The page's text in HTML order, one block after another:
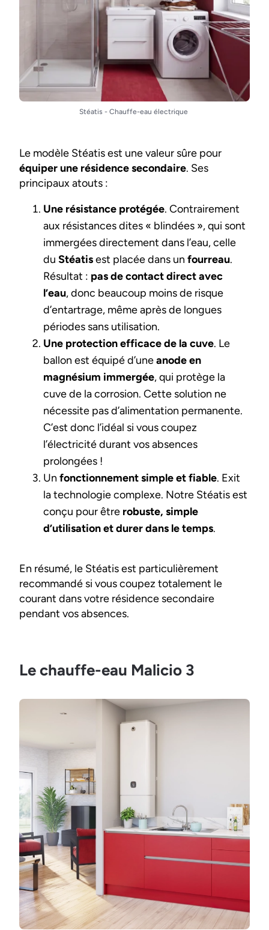
Stéatis - Chauffe-eau électrique
Le modèle Stéatis est une valeur sûre pour
équiper une résidence secondaire. Ses
principaux atouts :
Une résistance protégée. Contrairement
aux résistances dites « blindées », qui sont
immergées directement dans l’eau, celle
du Stéatisest placée dans un fourreau.
Résultat : pas de contact direct avec
l’eau, donc beaucoup moins de risque
d’entartrage, même après de longues
périodes sans utilisation.
Une protection efficace de la cuve. Le
ballon est équipé d’uneanode en
magnésium immergée, qui protège la
cuve de la corrosion. Cette solution ne
nécessite pas d’alimentation permanente.
C’est donc l’idéal si vous coupez
l’électricité durant vos absences
prolongées !
Un fonctionnement simple et fiable. Exit
la technologie complexe. Notre Stéatis est
conçu pour être robuste, simple
d’utilisation et durer dans le temps.
En résumé, le Stéatis est particulièrement
recommandé si vous coupez totalement le
courant dans votre résidence secondaire
pendant vos absences.
Le chauffe-eau Malicio 3